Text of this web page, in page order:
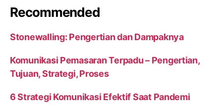
Recommended
Stonewalling: Pengertian dan Dampaknya
Komunikasi Pemasaran Terpadu – Pengertian,
Tujuan, Strategi, Proses
6 Strategi Komunikasi Efektif Saat Pandemi